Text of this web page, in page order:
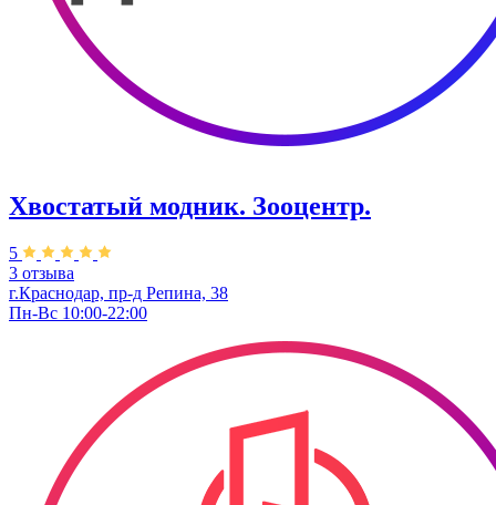
Хвостатый модник. Зооцентр.
5
3 отзыва
г.Краснодар, пр-д Репина, 38
Пн-Вс 10:00-22:00